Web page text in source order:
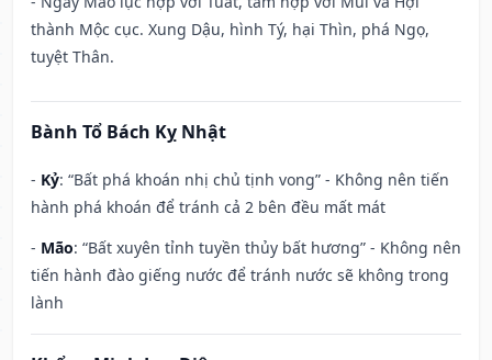
thành Mộc cục. Xung Dậu, hình Tý, hại Thìn, phá Ngọ,
tuyệt Thân.
Bành Tổ Bách Kỵ Nhật
- Kỷ: “Bất phá khoán nhị chủ tịnh vong” - Không nên tiến
hành phá khoán để tránh cả 2 bên đều mất mát
- Mão: “Bất xuyên tỉnh tuyền thủy bất hương” - Không nên
tiến hành đào giếng nước để tránh nước sẽ không trong
lành